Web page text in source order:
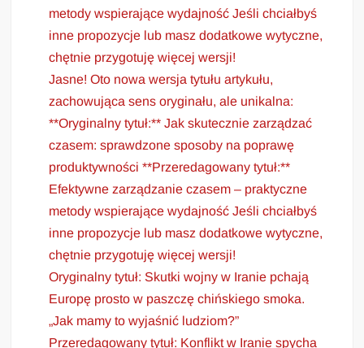
metody wspierające wydajność Jeśli chciałbyś
inne propozycje lub masz dodatkowe wytyczne,
chętnie przygotuję więcej wersji!
Jasne! Oto nowa wersja tytułu artykułu,
zachowująca sens oryginału, ale unikalna:
**Oryginalny tytuł:** Jak skutecznie zarządzać
czasem: sprawdzone sposoby na poprawę
produktywności **Przeredagowany tytuł:**
Efektywne zarządzanie czasem – praktyczne
metody wspierające wydajność Jeśli chciałbyś
inne propozycje lub masz dodatkowe wytyczne,
chętnie przygotuję więcej wersji!
Oryginalny tytuł: Skutki wojny w Iranie pchają
Europę prosto w paszczę chińskiego smoka.
„Jak mamy to wyjaśnić ludziom?”
Przeredagowany tytuł: Konflikt w Iranie spycha